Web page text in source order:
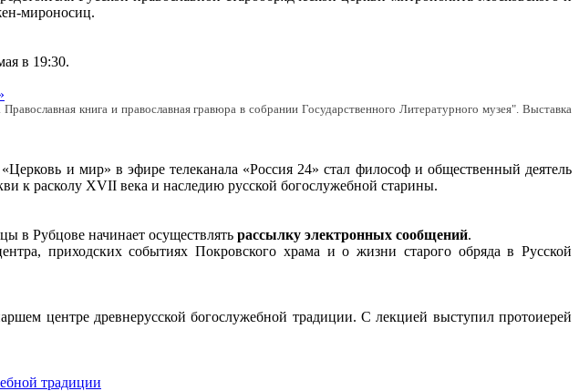
мироносиц.
в 19:30.
книга и православная гравюра в собрании Государственного Литературного музея". Выставка
и мир» в эфире телеканала «Россия 24» стал философ и общественный деятель
к расколу XVII века и наследию русской богослужебной старины.
в Рубцове начинает осуществлять рассылку электронных сообщений.
приходских событиях Покровского храма и о жизни старого обряда в Русской
центре древнерусской богослужебной традиции. С лекцией выступил протоиерей
традиции